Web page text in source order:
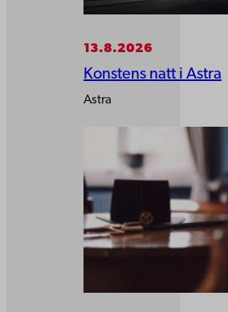
13.8.2026
Konstens natt i Astra
Astra